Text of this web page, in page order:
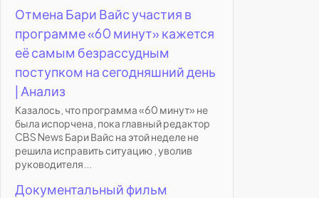
Отмена Бари Вайс участия в
программе «60 минут» кажется
её самым безрассудным
поступком на сегодняшний день
| Анализ
Казалось, что программа «60 минут» не
была испорчена, пока главный редактор
CBS News Бари Вайс на этой неделе не
решила исправить ситуацию , уволив
руководителя...
Документальный фильм